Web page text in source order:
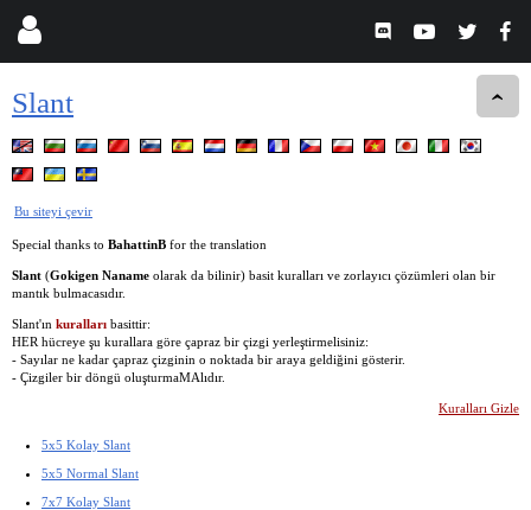
Slant
Bu siteyi çevir
Special thanks to BahattinB for the translation
Slant (Gokigen Naname olarak da bilinir) basit kuralları ve zorlayıcı çözümleri olan bir
mantık bulmacasıdır.
Slant'ın kuralları basittir:
HER hücreye şu kurallara göre çapraz bir çizgi yerleştirmelisiniz:
- Sayılar ne kadar çapraz çizginin o noktada bir araya geldiğini gösterir.
- Çizgiler bir döngü oluşturmaMAlıdır.
Kuralları Gizle
5x5 Kolay Slant
5x5 Normal Slant
7x7 Kolay Slant